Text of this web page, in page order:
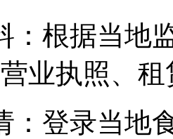
：根据当地
业执照、
：登录当地